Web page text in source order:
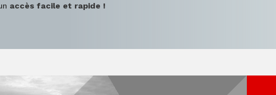
accès facile et rapide !